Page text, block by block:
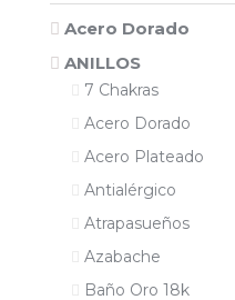
Acero Dorado
ANILLOS
7 Chakras
Acero Dorado
Acero Plateado
Antialérgico
Atrapasueños
Azabache
Baño Oro 18k